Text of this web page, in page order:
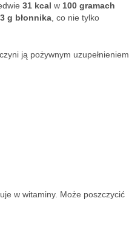
31 kcal w 100 gramach
3 g błonnika , co nie tylko
czyni ją pożywnym uzupełnieniem
w witaminy. Może poszczycić